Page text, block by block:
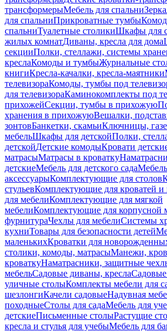
трансформерыМебель для спальни
для спальниПрикроватные тумбы
спальниТуалетные столикиШкафы для
жилых комнатДиваны, кресла для дома
секцииПолки, стеллажи, системы
креслаКомоды и тумбыЖурнальные
книгиКресла-качалки, кресла-маятники
телевизораКомоды, тумбы под
для телевизораКаминокомплекты под
прихожейСекции, тумбы в прихожую
хранения в прихожуюВешалки,
зонтовБанкетки, скамьиКлючницы,
мебельШкафы для детскойПолки,
детскойДетские комодыКровати
матрасыМатрасы в кроватку
детскиеМебель для детского сада
аксессуарыКомплектующие для столов
стульевКомплектующие для кроватей и
для мебелиКомплектующие для мягкой
мебелиКомплектующие для корпусной
фурнитураЧехлы для мебелиСистемы
кухниТовары для безопасности детей
маленькихКроватки для
столики, комоды, матрасыМанежи,
кроваткуНаматрасники, защитные
мебельСадовые диваны, креслаСадовые
уличные столыКомплекты мебели для
шезлонгиКачели садовыеНадувная
походныеСтолы для садаМебель для
детскиеПисьменные столыРастущие
кресла и стулья для учебыМебель для